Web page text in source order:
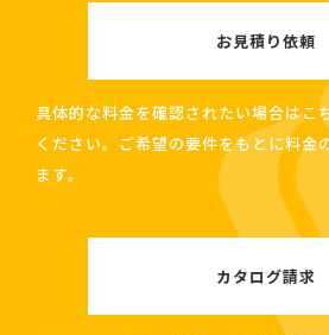
お見積り依頼
具体的な料金を確認されたい場合はこ
ください。ご希望の要件をもとに料金
ます。
カタログ請求